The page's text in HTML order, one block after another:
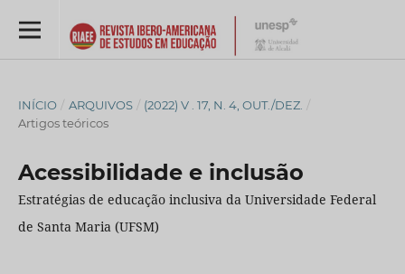
INÍCIO / ARQUIVOS / (2022) V . 17, N. 4, OUT./DEZ. /
Artigos teóricos
Acessibilidade e inclusão
Estratégias de educação inclusiva da Universidade Federal
de Santa Maria (UFSM)